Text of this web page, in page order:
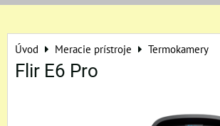
Úvod Meracie prístroje Termokamery
Flir E6 Pro